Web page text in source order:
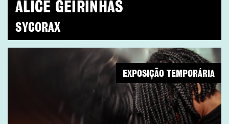
ALICE GEIRINHAS
SYCORAX
EXPOSIÇÃO TEMPORÁRIA